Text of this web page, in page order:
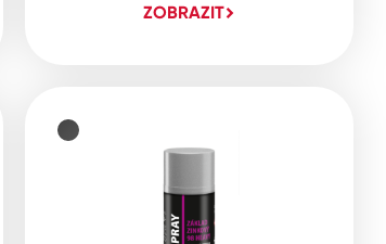
ZOBRAZIT